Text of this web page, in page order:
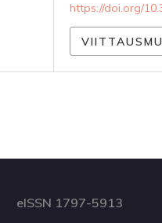
https://doi.org/
eISSN 1797-5913